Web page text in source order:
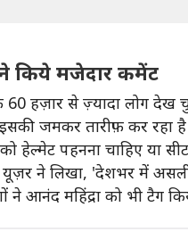
ने किये मजेदार कमेंट
हज़ार से ज़्यादा लोग देख
जमकर तारीफ़ कर रहा
हेल्मेट पहनना चाहिए या
ने लिखा, 'देशभर में
ने आनंद महिंद्रा को भी टैग